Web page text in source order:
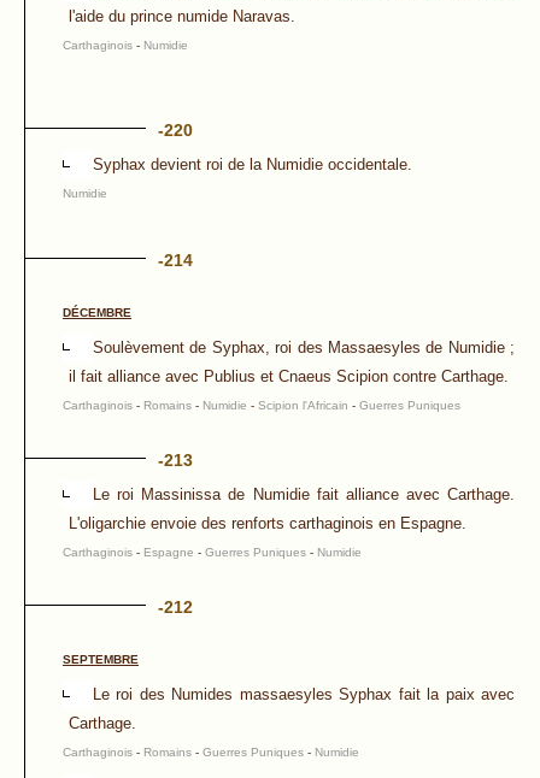
l'aide du prince numide Naravas.
Carthaginois - Numidie
-220
Syphax devient roi de la Numidie occidentale.
Numidie
-214
DÉCEMBRE
Soulèvement de Syphax, roi des Massaesyles de Numidie ;
il fait alliance avec Publius et Cnaeus Scipion contre Carthage.
Carthaginois - Romains - Numidie - Scipion l'Africain - Guerres Puniques
-213
Le roi Massinissa de Numidie fait alliance avec Carthage.
L'oligarchie envoie des renforts carthaginois en Espagne.
Carthaginois - Espagne - Guerres Puniques - Numidie
-212
SEPTEMBRE
Le roi des Numides massaesyles Syphax fait la paix avec
Carthage.
Carthaginois - Romains - Guerres Puniques - Numidie